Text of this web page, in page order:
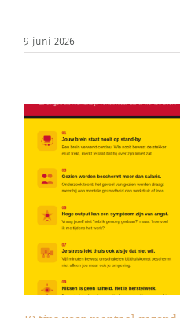
9 juni 2026